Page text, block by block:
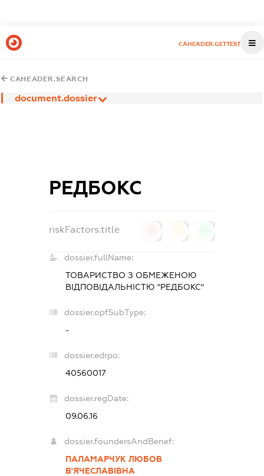
CAHEADER.GETTEST
CAHEADER.SEARCH
document.dossier
РЕДБОКС
riskFactors.title
dossier.fullName:
ТОВАРИСТВО З ОБМЕЖЕНОЮ
ВІДПОВІДАЛЬНІСТЮ "РЕДБОКС"
dossier.opfSubType:
-
dossier.edrpo:
40560017
dossier.regDate:
09.06.16
dossier.foundersAndBenef:
ПАЛАМАРЧУК ЛЮБОВ
В'ЯЧЕСЛАВІВНА